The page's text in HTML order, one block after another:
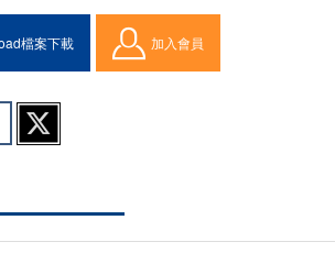
檔案下載 加入會員